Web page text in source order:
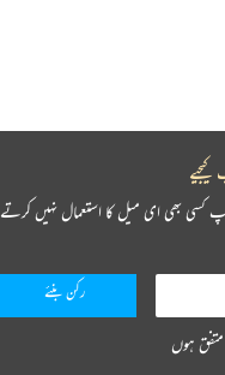
کیجیے
کسی بھی ای میل کا استعمال نہیں کرتے
ہوں